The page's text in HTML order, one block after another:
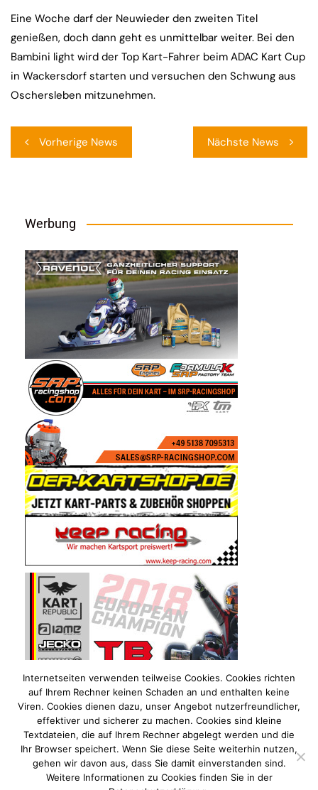
Eine Woche darf der Neuwieder den zweiten Titel
genießen, doch dann geht es unmittelbar weiter. Bei den
Bambini light wird der Top Kart-Fahrer beim ADAC Kart Cup
in Wackersdorf starten und versuchen den Schwung aus
Oschersleben mitzunehmen.
Vorherige News Nächste News
Werbung
Internetseiten verwenden teilweise Cookies. Cookies richten
auf Ihrem Rechner keinen Schaden an und enthalten keine
Viren. Cookies dienen dazu, unser Angebot nutzerfreundlicher,
effektiver und sicherer zu machen. Cookies sind kleine
Textdateien, die auf Ihrem Rechner abgelegt werden und die
Ihr Browser speichert. Wenn Sie diese Seite weiterhin nutzen,
gehen wir davon aus, dass Sie damit einverstanden sind.
Weitere Informationen zu Cookies finden Sie in der